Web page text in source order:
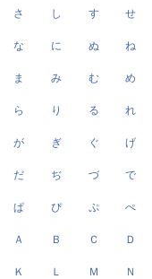
さ し す せ
な に ぬ ね
ま み む め
ら り る れ
が ぎ ぐ げ
だ ぢ づ で
ぱ ぴ ぷ ぺ
Ａ Ｂ Ｃ Ｄ
Ｋ Ｌ Ｍ Ｎ